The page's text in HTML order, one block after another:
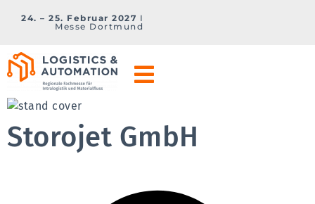
24. – 25. Februar 2027 I
Messe Dortmund
Storojet GmbH